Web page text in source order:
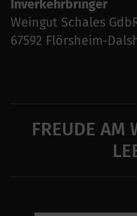
Inverkehrbringer
Weingut Schales
67592 Flörsheim-
FREUDE AM